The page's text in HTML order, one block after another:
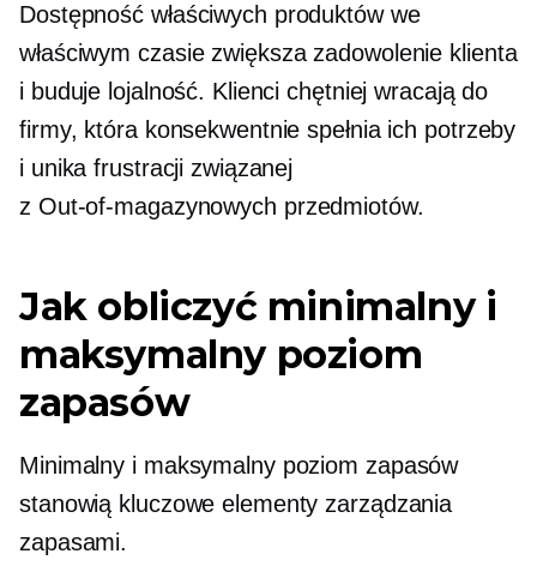
Dostępność właściwych produktów we
właściwym czasie zwiększa zadowolenie klienta
i buduje lojalność. Klienci chętniej wracają do
firmy, która konsekwentnie spełnia ich potrzeby
i unika frustracji związanej
z Out-of-magazynowych przedmiotów.
Jak obliczyć minimalny i
maksymalny poziom
zapasów
Minimalny i maksymalny poziom zapasów
stanowią kluczowe elementy zarządzania
zapasami.